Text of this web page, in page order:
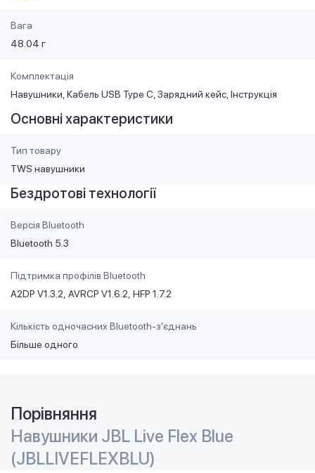
Вага
48.04 г
Комплектація
Навушники, Кабель USB Type C, Зарядний кейс, Інструкція
Основні характеристики
Тип товару
TWS навушники
Бездротові технології
Версія Bluetooth
Bluetooth 5.3
Підтримка профілів Bluetooth
A2DP V1.3.2 AVRCP V1.6.2 HFP 1.7.2
Кількість одночасних Bluetooth-з'єднань
Більше одного
Порівняння
Навушники JBL Live Flex Blue
(JBLLIVEFLEXBLU)